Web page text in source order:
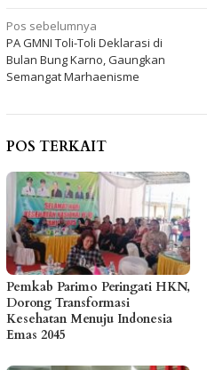
Navigasi
pos
Pos sebelumnya
PA GMNI Toli-Toli Deklarasi di
Bulan Bung Karno, Gaungkan
Semangat Marhaenisme
POS TERKAIT
Pemkab Parimo Peringati HKN,
Dorong Transformasi
Kesehatan Menuju Indonesia
Emas 2045